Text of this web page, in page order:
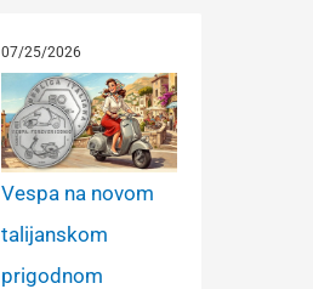
07/25/2026
Vespa na novom
talijanskom
prigodnom